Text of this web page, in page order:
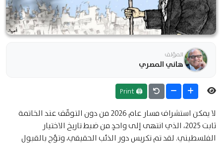
المؤلف
هاني المصري
🖨 Print
لا يمكن استشراف مسار عام 2026 من دون التوقّف عند الخاتمة
ثابت 2025، الذي انتهى إلى واحدٍ من ضبط تاريخ الاختيار
الفلسطيني. لقد تم تكريس دور الذئب الحقيقي، وتؤج بالقبول